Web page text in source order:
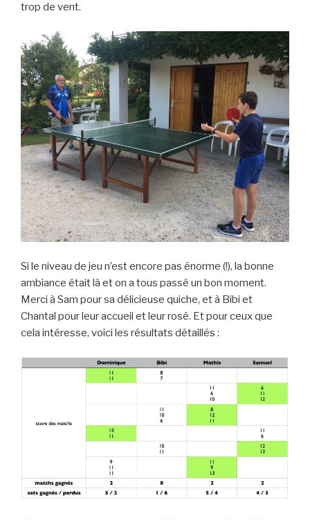
trop de vent.
Si le niveau de jeu n’est encore pas énorme (!), la bonne
ambiance était là et on a tous passé un bon moment.
Merci à Sam pour sa délicieuse quiche, et à Bibi et
Chantal pour leur accueil et leur rosé. Et pour ceux que
cela intéresse, voici les résultats détaillés :